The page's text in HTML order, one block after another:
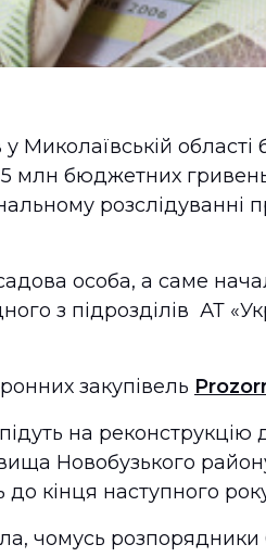
Миколаївській
млн бюджетних
розслідуванні
особа, а саме
з підрозділів АТ
закупівель
на реконструкцію
Новобузького
кінця наступного
чомусь